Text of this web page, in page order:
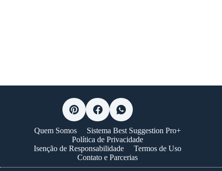
Quem Somos
Sistema Best Suggestion Pro+
Política de Privacidade
Isenção de Responsabilidade
Termos de Uso
Contato e Parcerias